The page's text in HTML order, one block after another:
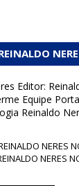
Editor:
Equipe
Reinaldo
NERES
NERES